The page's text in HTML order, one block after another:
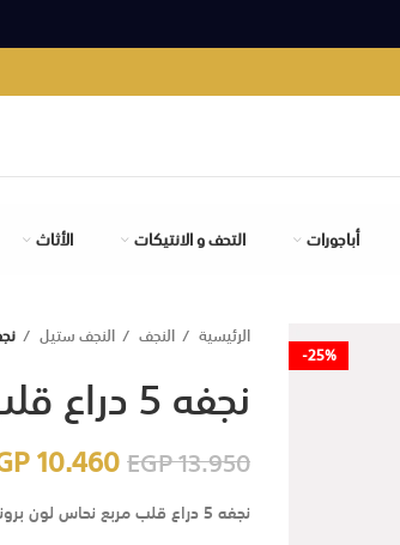
أباجورات التحف و الانتيكات الأثاث
-25%
الرئيسية النجف النجف ستيل نجفه 5
نجفه 5 دراع قلب مربع
EGP13.950
10.460
نجفه 5 دراع قلب مربع نحاس لون برونز ايطالى